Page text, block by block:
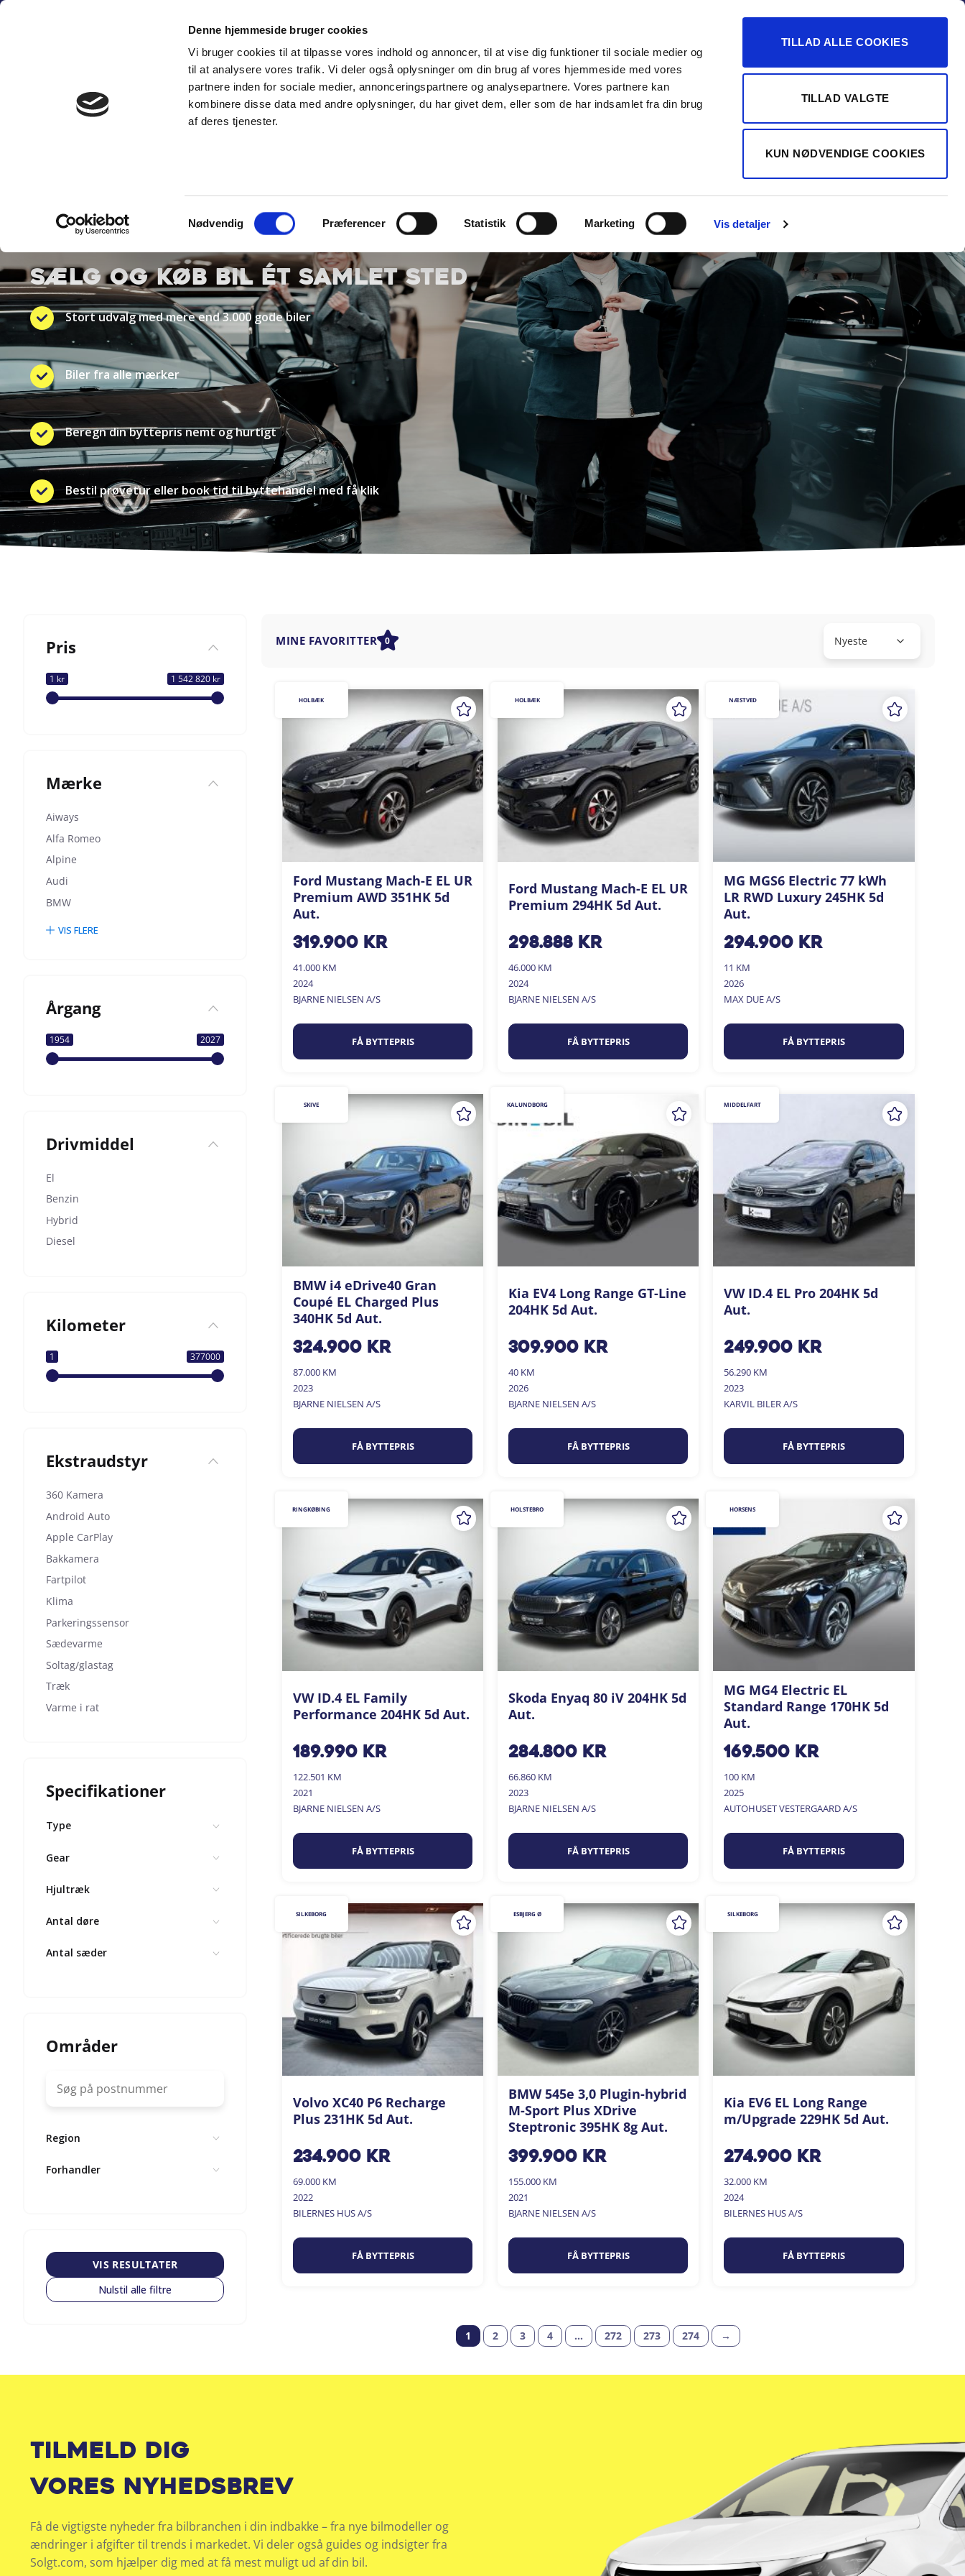
Denne hjemmeside bruger cookies
Vi bruger cookies til at tilpasse vores indhold og annoncer, til at vise dig funktioner til sociale medier og
til at analysere vores trafik. Vi deler også oplysninger om din brug af vores hjemmeside med vores
partnere inden for sociale medier, annonceringspartnere og analysepartnere. Vores partnere kan
kombinere disse data med andre oplysninger, du har givet dem, eller som de har indsamlet fra din brug
af deres tjenester.
Samtykkevalg
Nødvendig Præferencer Statistik Marketing Vis detaljer
TILLAD ALLE COOKIES
TILLAD VALGTE
KUN NØDVENDIGE COOKIES
Fortsæt
SÆLG PERSONBIL SÆLG VAREBIL KØB BIL KONTAKT OS ARTIKLER FIND FORHANDLER Vurdér min bil
BYT TIL NYT
SÆLG OG KØB BIL ÉT SAMLET STED
Stort udvalg med mere end 3.000 gode biler
Biler fra alle mærker
Beregn din byttepris nemt og hurtigt
Bestil prøvetur eller book tid til byttehandel med få klik
Pris
1 kr 1 542 820 kr
Mærke
Aiways
Alfa Romeo
Alpine
Audi
BMW
VIS FLERE
Årgang
1954 2027
Drivmiddel
El
Benzin
Hybrid
Diesel
Kilometer
1 377000
Ekstraudstyr
360 Kamera
Android Auto
Apple CarPlay
Bakkamera
Fartpilot
Klima
Parkeringssensor
Sædevarme
Soltag/glastag
Træk
Varme i rat
Specifikationer
Type
Gear
Hjultræk
Antal døre
Antal sæder
Områder
Region
Forhandler
VIS RESULTATER
Nulstil alle filtre
MINE FAVORITTER 0
Ford Mustang Mach-E EL UR
Premium AWD 351HK 5d
Aut.
319.900kr
41.000 KM
2024
BJARNE NIELSEN A/S
FÅ BYTTEPRIS
HOLBÆK
Ford Mustang Mach-E EL UR
Premium 294HK 5d Aut.
298.888 kr
46.000 KM
2024
BJARNE NIELSEN A/S
FÅ BYTTEPRIS
HOLBÆK
MG MGS6 Electric 77 kWh
LR RWD Luxury 245HK 5d
Aut.
294.900 kr
11 KM
2026
MAX DUE A/S
FÅ BYTTEPRIS
NÆSTVED
BMW i4 eDrive40 Gran
Coupé EL Charged Plus
340HK 5d Aut.
324.900kr
87.000 KM
2023
BJARNE NIELSEN A/S
FÅ BYTTEPRIS
SKIVE
Kia EV4 Long Range GT-Line
204HK 5d Aut.
309.900 kr
40 KM
2026
BJARNE NIELSEN A/S
FÅ BYTTEPRIS
KALUNDBORG
VW ID.4 EL Pro 204HK 5d
Aut.
249.900 kr
56.290 KM
2023
KARVIL BILER A/S
FÅ BYTTEPRIS
MIDDELFART
VW ID.4 EL Family
Performance 204HK 5d Aut.
189.990kr
122.501 KM
2021
BJARNE NIELSEN A/S
FÅ BYTTEPRIS
RINGKØBING
Skoda Enyaq 80 iV 204HK 5d
Aut.
284.800 kr
66.860 KM
2023
BJARNE NIELSEN A/S
FÅ BYTTEPRIS
HOLSTEBRO
MG MG4 Electric EL
Standard Range 170HK 5d
Aut.
169.500 kr
100 KM
2025
AUTOHUSET VESTERGAARD A/S
FÅ BYTTEPRIS
HORSENS
Volvo XC40 P6 Recharge
Plus 231HK 5d Aut.
234.900kr
69.000 KM
2022
BILERNES HUS A/S
FÅ BYTTEPRIS
SILKEBORG
BMW 545e 3,0 Plugin-hybrid
M-Sport Plus XDrive
Steptronic 395HK 8g Aut.
399.900 kr
155.000 KM
2021
BJARNE NIELSEN A/S
FÅ BYTTEPRIS
ESBJERG Ø
Kia EV6 EL Long Range
m/Upgrade 229HK 5d Aut.
274.900 kr
32.000 KM
2024
BILERNES HUS A/S
FÅ BYTTEPRIS
SILKEBORG
1 2 3 4 … 272 273 274 →
Tilmeld dig
vores nyhedsbrev
Få de vigtigste nyheder fra bilbranchen i din indbakke – fra nye bilmodeller og
ændringer i afgifter til trends i markedet. Vi deler også guides og indsigter fra
Solgt.com, som hjælper dig med at få mest muligt ud af din bil.